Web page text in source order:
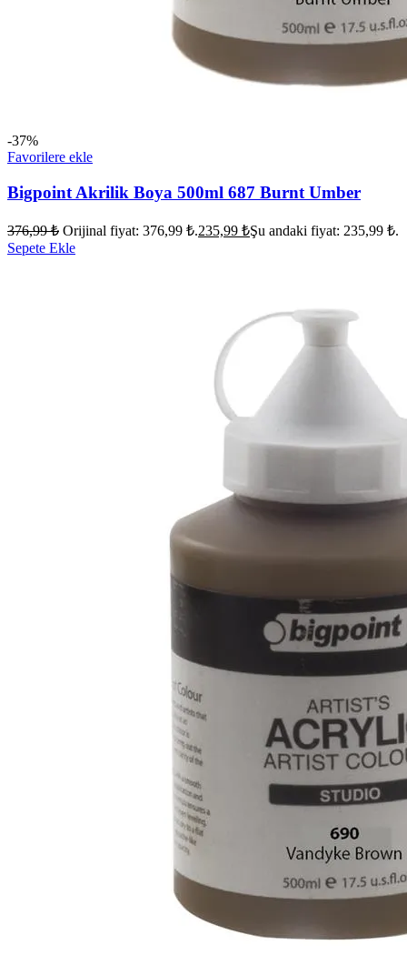
-37%
Favorilere ekle
Bigpoint Akrilik Boya 500ml 687 Burnt Umber
376,99₺ Orijinal fiyat: 376,99 ₺.235,99 ₺Şu andaki fiyat: 235,99 ₺.
Sepete Ekle